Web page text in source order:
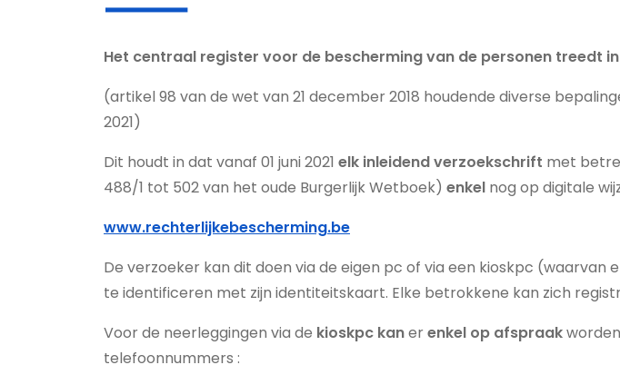
Het centraal register voor de bescherming van de personen treedt in
(artikel 98 van de wet van 21 december 2018 houdende diverse
2021)
Dit houdt in dat vanaf 01 juni 2021 elk inleidend verzoekschrift met
488/1 tot 502 van het oude Burgerlijk Wetboek) enkel nog op digitale
www.rechterlijkebescherming.be
De verzoeker kan dit doen via de eigen pc of via een kioskpc
te identificeren met zijn identiteitskaart. Elke betrokkene kan zich
Voor de neerleggingen via de kioskpc kanerenkel op afspraak
telefoonnummers :